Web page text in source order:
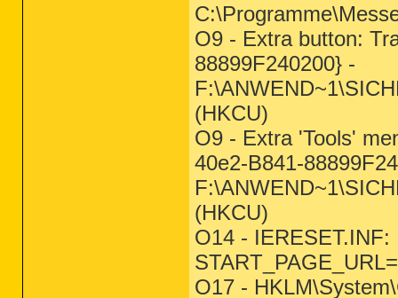
O9 - Extra button:
88899F240200} -
(HKCU)
O9 - Extra 'Tools'
40e2-B841-
(HKCU)
O14 - IERESET.INF:
O17 -